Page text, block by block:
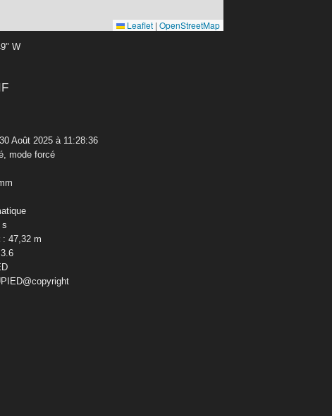
Leaflet | OpenStreetMap
W
Août 2025 à 11:28:36
mode forcé
s
: 47,32 m